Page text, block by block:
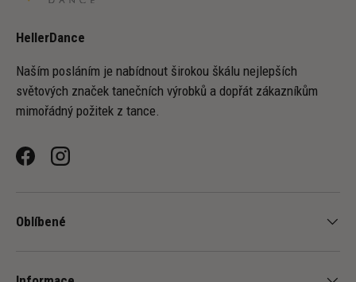
-
+
HellerDance
Naším posláním je nabídnout širokou škálu nejlepších
světových značek tanečních výrobků a dopřát zákazníkům
mimořádný požitek z tance.
FacebookInstagram
Oblíbené